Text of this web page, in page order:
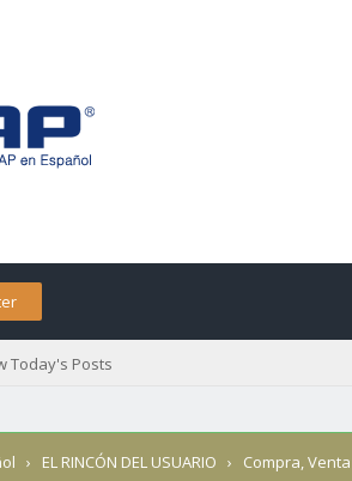
Today's Posts
› EL RINCÓN DEL USUARIO › Compra,